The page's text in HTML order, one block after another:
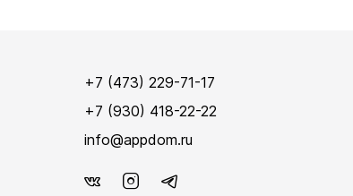
+7 (473) 229-71-17
+7 (930) 418-22-22
info@appdom.ru